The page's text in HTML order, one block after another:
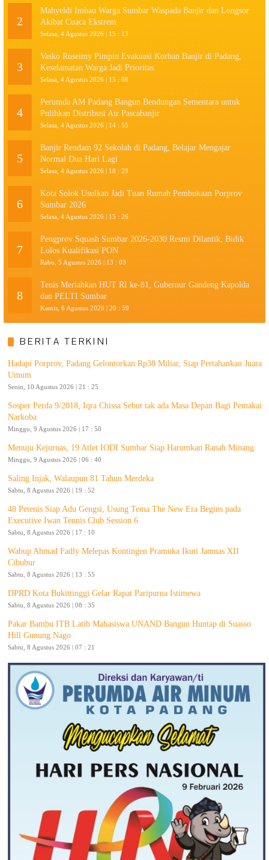
2
Mahyeldi Imbau Warga Sumbar Waspada Banjir dan Longsor
Akibat Cuaca Ekstrem
Selasa, 4 Agustus 2026 | 15 : 13
3
Vasko Ruseimy Pimpin Evakuasi Korban Banjir di Padang,
Keselamatan Warga Jadi Prioritas
Selasa, 4 Agustus 2026 | 15 : 08
4
Perumda AM Padang Bangun Bendungan Sementara untuk
Pulihkan Distribusi Air Pascabanjir
Selasa, 4 Agustus 2026 | 14 : 55
5
Banjir Rendam 92 Sekolah di Padang, Belajar Mengajar
Normal Dua Hari Lagi
Selasa, 4 Agustus 2026 | 18 : 29
6
Kota Solok Usulkan Jadi Tuan Rumah Pembukaan Porprov
Sumbar 2026
Selasa, 4 Agustus 2026 | 15 : 26
7
Pengprov Squash Sumbar 2026-2030 Resmi Dilantik, Bidik
Lolos Kualifikasi PON
Rabu, 5 Agustus 2026 | 13 : 03
8
Tenis Meriahkan HUT RI ke-81, Gubernur Gandeng Kapolda
dan PELTI Sumbar
Kamis, 6 Agustus 2026 | 20 : 59
BERITA TERKINI
Hadapi Porprov, Padang Gelontorkan Rp38 Miliar, Siap Pertahankan Juara
Umum
Senin, 10 Agustus 2026 | 21 : 25
Sosper Perda 9/2018, Iqra Chissa Sebut tak ada Masa Depan Bagi Pemakai
Narkoba
Minggu, 9 Agustus 2026 | 17 : 50
Menuju Kejurnas, 19 Atlet IODI Sumbar Siap Harumkan Ranah Minang
Minggu, 9 Agustus 2026 | 06 : 40
Saling Injak, Walaupun 81 Tahun Merdeka
Sabtu, 8 Agustus 2026 | 19 : 52
48 Petenis Siap Adu Gengsi, Usung Tema The New Era Begins pada
Executive Iwan Tennis Club Session 6
Sabtu, 8 Agustus 2026 | 17 : 10
Wabup Ahmad Fadly Melepas Kontingen Pramuka Ikuti Jamnas XII
Cibubur
Sabtu, 8 Agustus 2026 | 13 : 55
DPRD Kota Bukittinggi Gelar Rapat Paripurna Istimewa
Sabtu, 8 Agustus 2026 | 08 : 35
Pakar Bambu ITB Latih Mahasiswa UNAND Bangun Huntap di Suasso
Hill Gunung Nago
Sabtu, 8 Agustus 2026 | 07 : 21